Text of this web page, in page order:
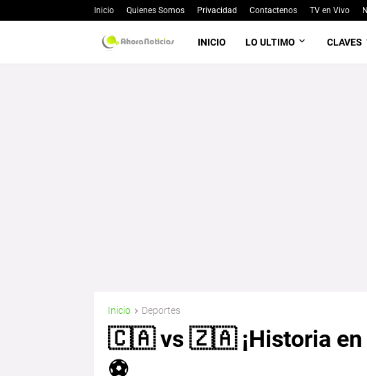
Inicio Quienes Somos Privacidad Contactenos TV en Vivo
INICIO LO ULTIMO CLAVES
Inicio Deportes
🇨🇦 vs 🇿🇦 ¡Historia en
⚽